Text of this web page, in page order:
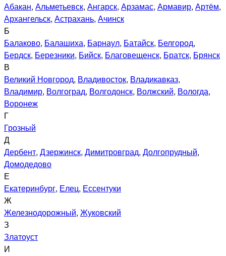
Абакан, Альметьевск, Ангарск, Арзамас, Армавир, Артём,
Архангельск, Астрахань, Ачинск
Б
Балаково, Балашиха, Барнаул, Батайск, Белгород,
Бердск, Березники, Бийск, Благовещенск, Братск, Брянск
В
Великий Новгород, Владивосток, Владикавказ,
Владимир, Волгоград, Волгодонск, Волжский, Вологда,
Воронеж
Г
Грозный
Д
Дербент, Дзержинск, Димитровград, Долгопрудный,
Домодедово
Е
Екатеринбург, Елец, Ессентуки
Ж
Железнодорожный, Жуковский
З
Златоуст
И